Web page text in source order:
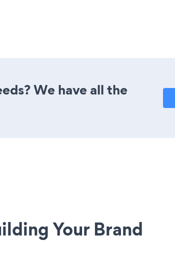
We have all the
Your Brand